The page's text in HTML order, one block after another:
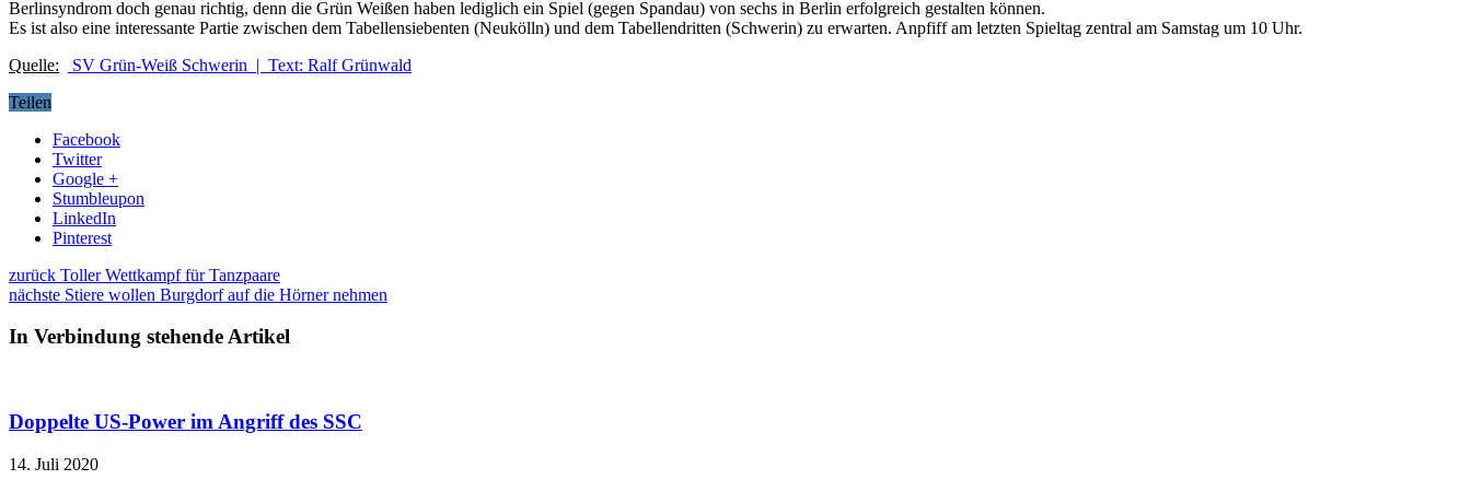
Berlinsyndrom doch genau richtig, denn die Grün Weißen haben lediglich ein Spiel (gegen Spandau) von sechs in Berlin erfolgreich gestalten können.
Es ist also eine interessante Partie zwischen dem Tabellensiebenten (Neukölln) und dem Tabellendritten (Schwerin) zu erwarten. Anpfiff am letzten Spieltag zentral am Samstag um 10 Uhr.
Quelle:
SV Grün-Weiß Schwerin | Text: Ralf Grünwald
Teilen
Facebook
Twitter
Google +
Stumbleupon
LinkedIn
Pinterest
zurück Toller Wettkampf für Tanzpaare
nächste Stiere wollen Burgdorf auf die Hörner nehmen
In Verbindung stehende Artikel
Doppelte US-Power im Angriff des SSC
14. Juli 2020